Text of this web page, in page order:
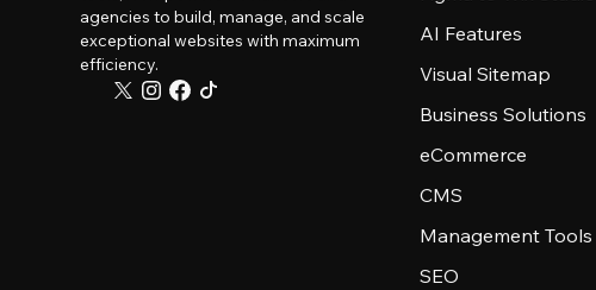
agencies to build, manage, and scale
exceptional websites with maximum
efficiency.
AI Features
Visual Sitemap
Business Solutions
eCommerce
CMS
Management Tools
SEO